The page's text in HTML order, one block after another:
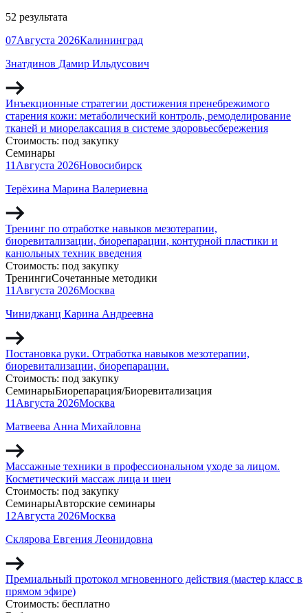
52 результата
07Августа 2026Калининград
Знатдинов Дамир Ильдусович
Инъекционные стратегии достижения пренебрежимого
старения кожи: метаболический контроль, ремоделирование
тканей и миорелаксация в системе здоровьесбережения
Стоимость: под закупку
Семинары
11 Августа 2026Новосибирск
Терёхина Марина Валериевна
Тренинг по отработке навыков мезотерапии,
биоревитализации, биорепарации, контурной пластики и
канюльных техник введения
Стоимость: под закупку
ТренингиСочетанные методики
11 Августа 2026Москва
Чиниджанц Карина Андреевна
Постановка руки. Отработка навыков мезотерапии,
биоревитализации, биорепарации.
Стоимость: под закупку
СеминарыБиорепарация/Биоревитализация
11 Августа 2026Москва
Матвеева Анна Михайловна
Массажные техники в профессиональном уходе за лицом.
Косметический массаж лица и шеи
Стоимость: под закупку
СеминарыАвторские семинары
12Августа 2026Москва
Склярова Евгения Леонидовна
Премиальный протокол мгновенного действия (мастер класс в
прямом эфире)
Стоимость: бесплатно